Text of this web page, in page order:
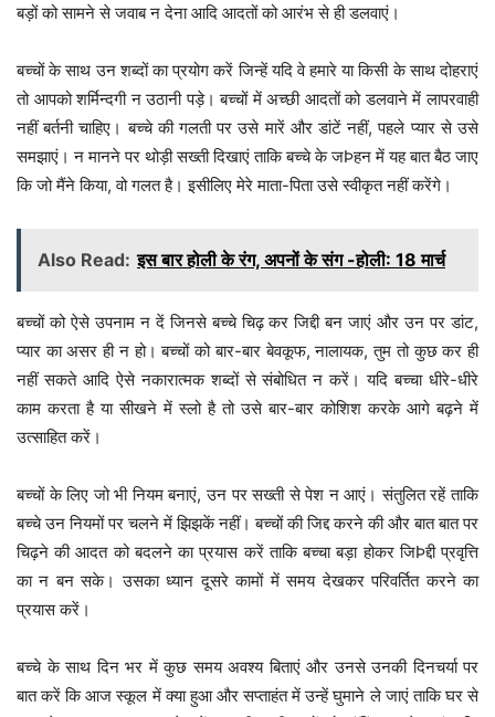
बड़ों को सामने से जवाब न देना आदि आदतों को आरंभ से ही डलवाएं।
बच्चों के साथ उन शब्दों का प्रयोग करें जिन्हें यदि वे हमारे या किसी के साथ दोहराएं
तो आपको शर्मिन्दगी न उठानी पड़े। बच्चों में अच्छी आदतों को डलवाने में लापरवाही
नहीं बर्तनी चाहिए। बच्चे की गलती पर उसे मारें और डांटें नहीं, पहले प्यार से उसे
समझाएं। न मानने पर थोड़ी सख्ती दिखाएं ताकि बच्चे के जÞहन में यह बात बैठ जाए
कि जो मैंने किया, वो गलत है। इसीलिए मेरे माता-पिता उसे स्वीकृत नहीं करेंगे।
Also Read: इस बार होली के रंग, अपनों के संग -होली: 18 मार्च
बच्चों को ऐसे उपनाम न दें जिनसे बच्चे चिढ़ कर जिद्दी बन जाएं और उन पर डांट,
प्यार का असर ही न हो। बच्चों को बार-बार बेवकूफ, नालायक, तुम तो कुछ कर ही
नहीं सकते आदि ऐसे नकारात्मक शब्दों से संबोधित न करें। यदि बच्चा धीरे-धीरे
काम करता है या सीखने में स्लो है तो उसे बार-बार कोशिश करके आगे बढ़ने में
उत्साहित करें।
बच्चों के लिए जो भी नियम बनाएं, उन पर सख्ती से पेश न आएं। संतुलित रहें ताकि
बच्चे उन नियमों पर चलने में झिझकें नहीं। बच्चों की जिद्द करने की और बात बात पर
चिढ़ने की आदत को बदलने का प्रयास करें ताकि बच्चा बड़ा होकर जिÞद्दी प्रवृत्ति
का न बन सके। उसका ध्यान दूसरे कामों में समय देखकर परिवर्तित करने का
प्रयास करें।
बच्चे के साथ दिन भर में कुछ समय अवश्य बिताएं और उनसे उनकी दिनचर्या पर
बात करें कि आज स्कूल में क्या हुआ और सप्ताहंत में उन्हें घुमाने ले जाएं ताकि घर से